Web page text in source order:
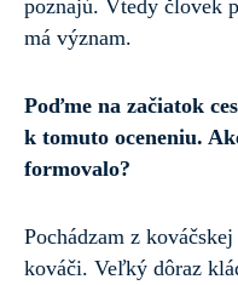
poznajú. Vtedy človek
má význam.
Poďme na začiatok
k tomuto oceneniu.
formovalo?
Pochádzam z
kováči. Veľký dôraz